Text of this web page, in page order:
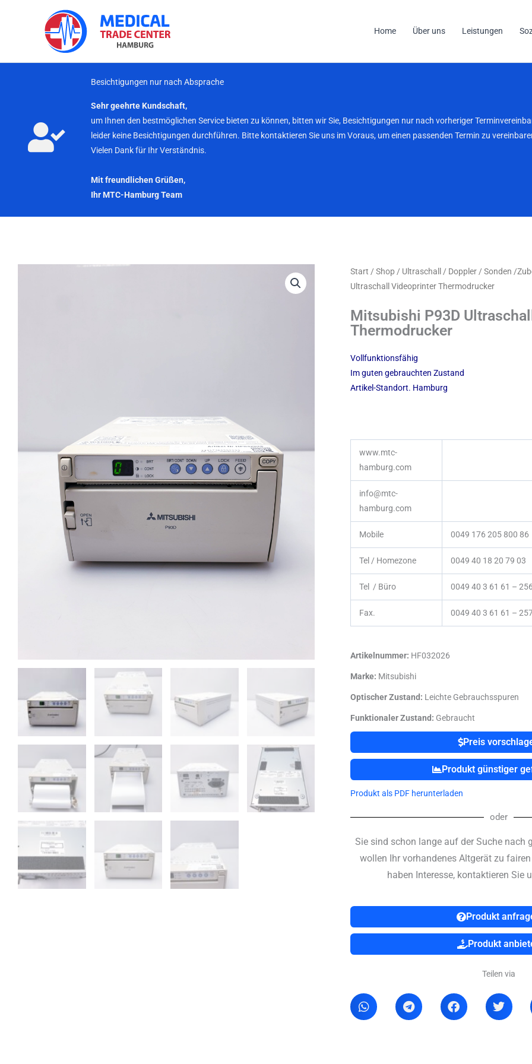
Home Über uns Leistungen
Besichtigungen nur nach Absprache
Sehr geehrte Kundschaft,
um Ihnen den bestmöglichen Service bieten zu können, bitten wir Sie, Besichtigungen nur nach vorheriger
leider keine Besichtigungen durchführen. Bitte kontaktieren Sie uns im Voraus, um einen passenden Termin zu
Vielen Dank für Ihr Verständnis.
Mit freundlichen Grüßen,
Ihr MTC-Hamburg Team
Start / Shop / Ultraschall / Doppler / Sonden /
Ultraschall Videoprinter Thermodrucker
Mitsubishi P93D
Thermodrucker
Vollfunktionsfähig
Im guten gebrauchten Zustand
Artikel-Standort. Hamburg
www.mtc-
hamburg.com
info@mtc-
hamburg.com
Mobile 0049 176 205 800 86
Tel / Homezone 0049 40 18 20 79 03
Tel / Büro 0049 40 3 61 61 – 256
Fax. 0049 40 3 61 61 –
Artikelnummer: HF032026
Marke: Mitsubishi
Optischer Zustand: Leichte Gebrauchsspuren
Funktionaler Zustand: Gebraucht
Preis
Produkt günstiger
Produkt als PDF herunterladen
oder
Sie sind schon lange auf der Suche nach
wollen Ihr vorhandenes Altgerät zu
haben Interesse, kontaktieren Sie
Produkt
Produkt
Teilen via